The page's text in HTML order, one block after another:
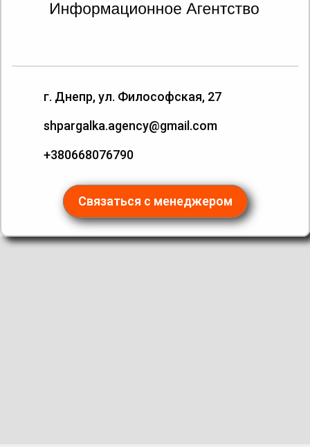
г. Днепр, ул. Философская, 27
shpargalka.agency@gmail.com
+380668076790
Связаться с менеджером